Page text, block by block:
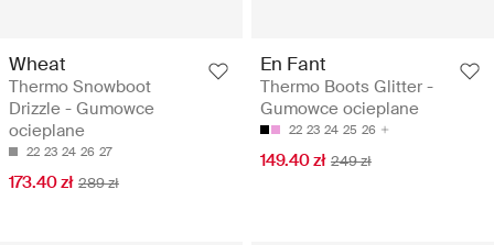
Wheat
Thermo Snowboot
Drizzle - Gumowce
ocieplane
22 23 24 26 27
173.40 zł 289 zł
En Fant
Thermo Boots Glitter -
Gumowce ocieplane
22 23 24 25 26
149.40 zł 249 zł